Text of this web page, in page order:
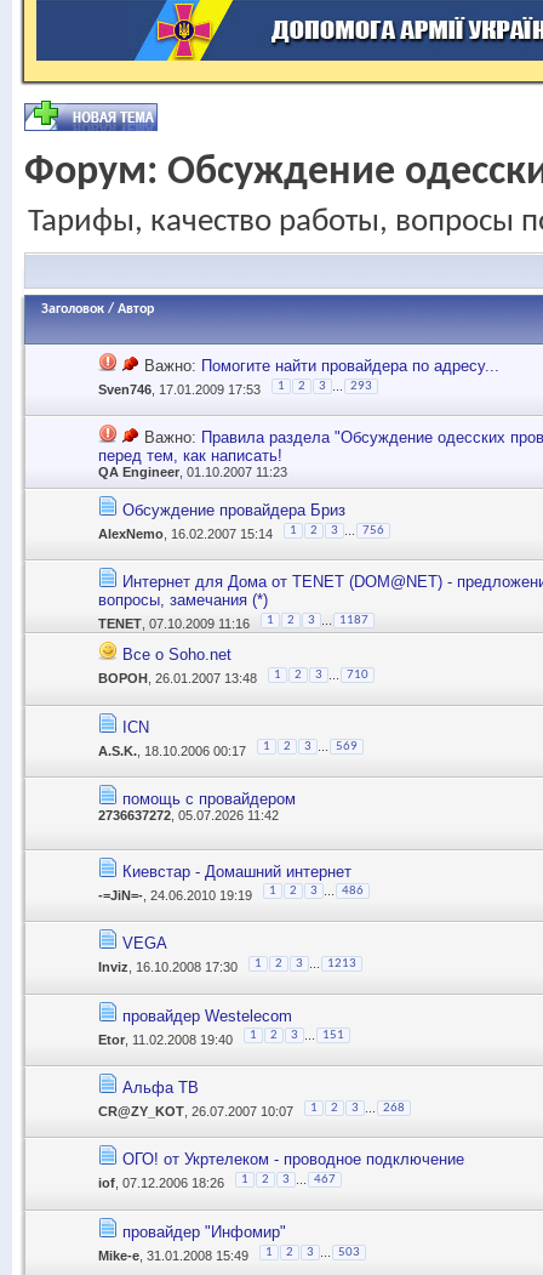
Форум: Обсуждение
Тарифы, качество работы, вопросы
Заголовок / Автор
Важно: Помогите найти провайдера по адресу...
Sven746 , 17.01.2009 17:53 1 2 3 293
Важно: Правила раздела "Обсуждение одесских
перед тем, как написать!
QA Engineer, 01.10.2007 11:23
Обсуждение провайдера Бриз
AlexNemo , 16.02.2007 15:14 1 2 3 756
Интернет для Дома от TENET (DOM@NET) -
вопросы, замечания (*)
TENET , 07.10.2009 11:16 1 2 3 1187
Все о Soho.net
BOPOH , 26.01.2007 13:48 1 2 3 710
ICN
A.S.K. , 18.10.2006 00:17 1 2 3 569
помощь с провайдером
2736637272 , 05.07.2026 11:42
Киевстар - Домашний интернет
-=JiN=- , 24.06.2010 19:19 1 2 3 486
VEGA
Inviz , 16.10.2008 17:30 1 2 3 1213
провайдер Westelecom
Etor , 11.02.2008 19:40 1 2 3 151
Альфа ТВ
CR@ZY_KOT , 26.07.2007 10:07 1 2 3 268
ОГО! от Укртелеком - проводное подключение
iof , 07.12.2006 18:26 1 2 3 467
провайдер "Инфомир"
Mike-e , 31.01.2008 15:49 1 2 3 503